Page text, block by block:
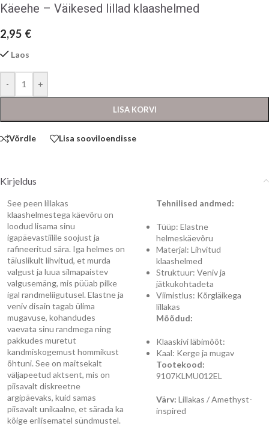
Käeehe – Väikesed lillad klaashelmed
2,95 €
Laos
- +
LISA KORVI
Võrdle Lisa sooviloendisse
Kirjeldus
See peen lillakas
klaashelmestega käevõru on
loodud lisama sinu
igapäevastiilile soojust ja
rafineeritud sära. Iga helmes on
täiuslikult lihvitud, et murda
valgust ja luua silmapaistev
valgusemäng, mis püüab pilke
igal randmeliigutusel. Elastne ja
veniv disain tagab ülima
mugavuse, kohandudes
vaevata sinu randmega ning
pakkudes muretut
kandmiskogemust hommikust
õhtuni. See on maitsekalt
väljapeetud aktsent, mis on
piisavalt diskreetne
argipäevaks, kuid samas
piisavalt unikaalne, et särada ka
kõige erilisematel sündmustel.
Tehnilised andmed:
Tüüp: Elastne
helmeskäevõru
Materjal: Lihvitud
klaashelmed
Struktuur: Veniv ja
jätkukohtadeta
Viimistlus: Kõrgläikega
lillakas
Mõõdud:
Klaaskivi läbimõõt:
Kaal: Kerge ja mugav
Tootekood:
9107KLMU012EL
Värv: Lillakas / Amethyst-
inspired